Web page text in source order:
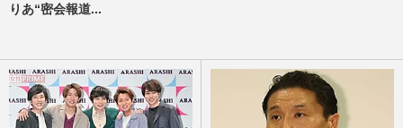
りあ“密会報道...